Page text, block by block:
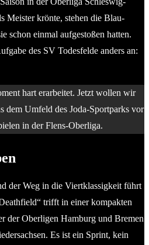
Meister krönte, stehen die Blau-
schon einmal aufgestoßen hatten.
des SV Todesfelde anders an:
hart erarbeitet. Jetzt wollen wir
dem Umfeld des Joda-Sportparks vor
in der Flens-Oberliga.
der Weg in die Viertklassigkeit führt
trifft in einer kompakten
der Oberligen Hamburg und Bremen
Es ist ein Sprint, kein